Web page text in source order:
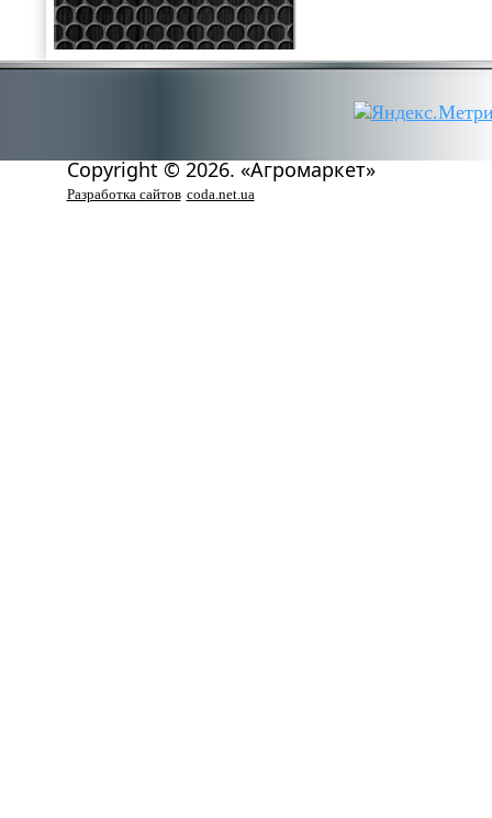
Copyright © 2026. «Агромаркет»
Разработка сайтов coda.net.ua